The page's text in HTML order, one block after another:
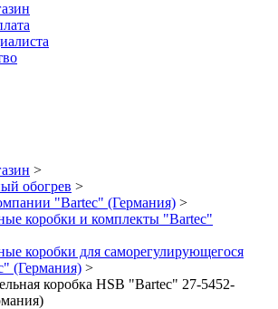
>
обогрев >
"Bartec" (Германия) >
коробки и комплекты "Bartec"
коробки для саморегулирующегося
(Германия) >
коробка HSB "Bartec" 27-5452-